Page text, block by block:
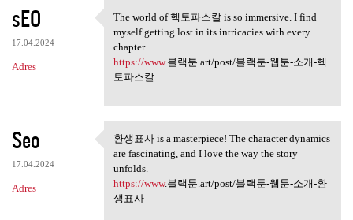
sEO
17.04.2024
Adres
The world of 헥토파스칼 is so
The world of 헥토파스칼 is so immersive. I find
myself getting lost in its intricacies with every
chapter.
https://www.블랙툰.art/post/블랙툰-웹툰-소개-헥
토파스칼
Seo
17.04.2024
Adres
환생표사 is a masterpiece! The
환생표사 is a masterpiece! The character dynamics
are fascinating, and I love the way the story
unfolds.
https://www.블랙툰.art/post/블랙툰-웹툰-소개-환
생표사